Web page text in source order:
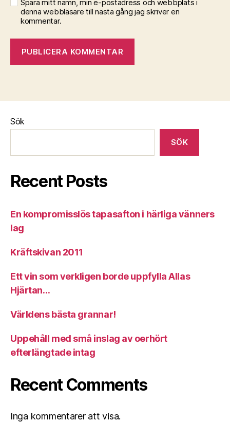
Spara mitt namn, min e-postadress och webbplats i
denna webbläsare till nästa gång jag skriver en
kommentar.
Sök
SÖK
Recent Posts
En kompromisslös tapasafton i härliga vänners
lag
Kräftskivan 2011
Ett vin som verkligen borde uppfylla Allas
Hjärtan…
Världens bästa grannar!
Uppehåll med små inslag av oerhört
efterlängtade intag
Recent Comments
Inga kommentarer att visa.